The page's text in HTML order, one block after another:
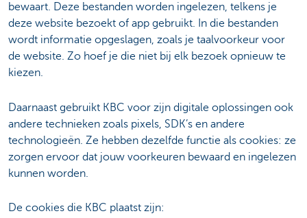
bewaart. Deze bestanden worden ingelezen, telkens je
deze website bezoekt of app gebruikt. In die bestanden
wordt informatie opgeslagen, zoals je taalvoorkeur voor
de website. Zo hoef je die niet bij elk bezoek opnieuw te
kiezen.
Daarnaast gebruikt KBC voor zijn digitale oplossingen ook
andere technieken zoals pixels, SDK’s en andere
technologieën. Ze hebben dezelfde functie als cookies: ze
zorgen ervoor dat jouw voorkeuren bewaard en ingelezen
kunnen worden.
De cookies die KBC plaatst zijn: